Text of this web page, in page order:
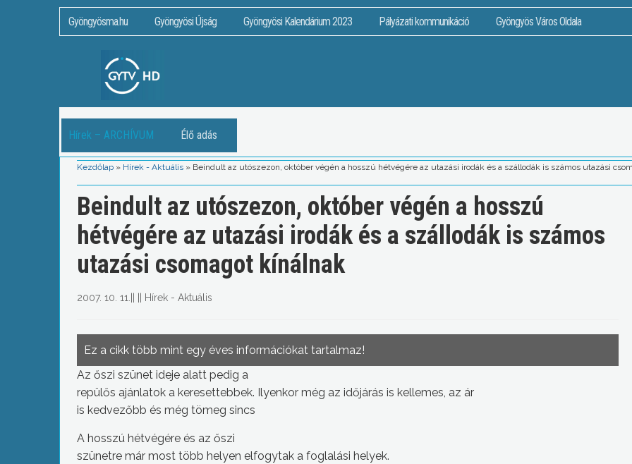
Gyöngyösma.hu Gyöngyösi Újság Gyöngyösi Kalendárium 2023 Pályázati kommunikáció Gyöngyös Város Oldala
Hírek – ARCHÍVUM Élő adás
Kezdőlap » Hírek - Aktuális » Beindult az utószezon, október végén a hosszú hétvégére az utazási irodák és a szállodák is számos utazási
Beindult az utószezon, október végén a hosszú
hétvégére az utazási irodák és a szállodák is számos
utazási csomagot kínálnak
2007. 10. 11. Hírek - Aktuális
Ez a cikk több mint egy éves információkat tartalmaz!
Az őszi szünet ideje alatt pedig a
repülős ajánlatok a keresettebbek. Ilyenkor még az időjárás is kellemes, az ár
is kedvezőbb és még tömeg sincs
A hosszú hétvégére és az őszi
szünetre már most több helyen elfogytak a foglalási helyek.